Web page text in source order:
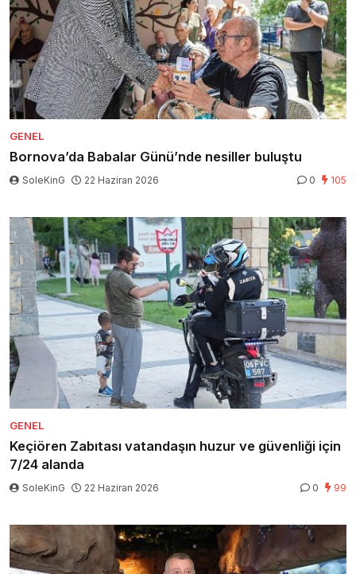
GENEL
Bornova’da Babalar Günü’nde nesiller buluştu
SoleKinG 22 Haziran 2026 0 105
GENEL
Keçiören Zabıtası vatandaşın huzur ve güvenliği için
7/24 alanda
SoleKinG 22 Haziran 2026 0 99